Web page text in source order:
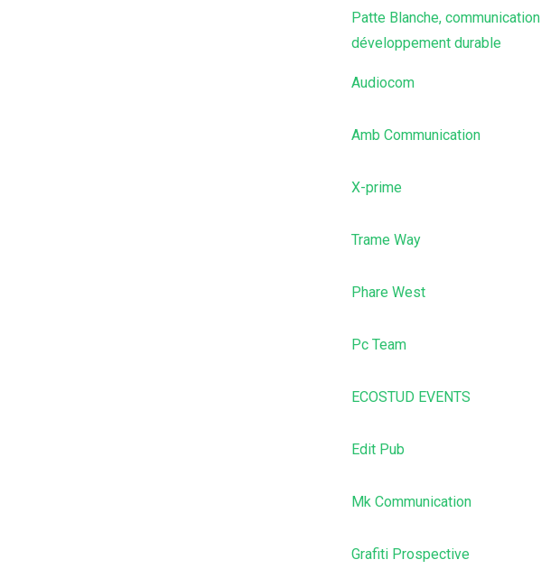
Patte Blanche, communication
développement durable
Audiocom
Amb Communication
X-prime
Trame Way
Phare West
Pc Team
ECOSTUD EVENTS
Edit Pub
Mk Communication
Grafiti Prospective